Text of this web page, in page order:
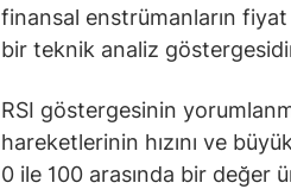
finansal enstrümanların
bir teknik analiz
RSI göstergesinin
hareketlerinin hızını ve
0 ile 100 arasında bir değer